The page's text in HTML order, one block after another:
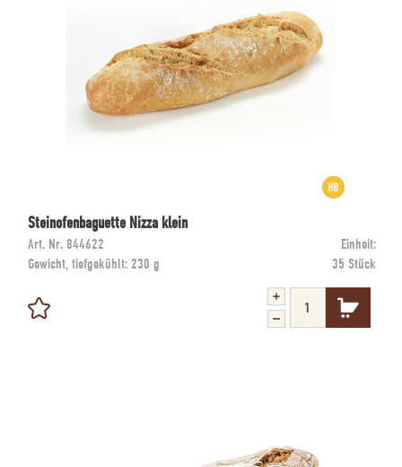
Steinofenbaguette Nizza klein
Art. Nr. 844622
Einheit:
Gewicht, tiefgekühlt: 230 g 35 Stück